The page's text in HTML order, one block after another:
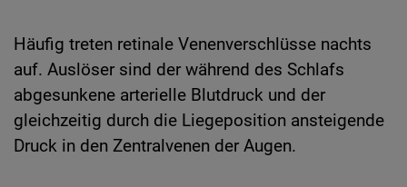
Häufig treten retinale Venenverschlüsse nachts
auf. Auslöser sind der während des Schlafs
abgesunkene arterielle Blutdruck und der
gleichzeitig durch die Liegeposition ansteigende
Druck in den Zentralvenen der Augen.